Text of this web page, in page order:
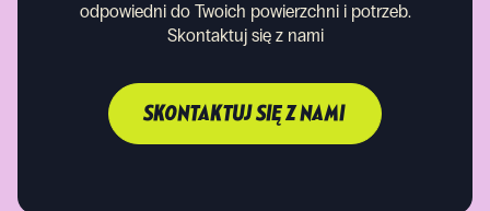
odpowiedni do Twoich powierzchni i potrzeb.
Skontaktuj się z nami
SKONTAKTUJ SIĘ Z NAMI